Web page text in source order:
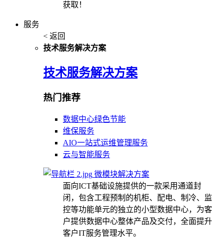
获取！
服务
< 返回
技术服务解决方案
技术服务解决方案
热门推荐
数据中心绿色节能
维保服务
AIO一站式运维管理服务
云与智能服务
微模块解决方案
面向ICT基础设施提供的一款采用通道封
闭，包含工程预制的机柜、配电、制冷、监
控等功能单元的独立的小型数据中心，为客
户提供数据中心整体产品及交付，全面提升
客户IT服务管理水平。